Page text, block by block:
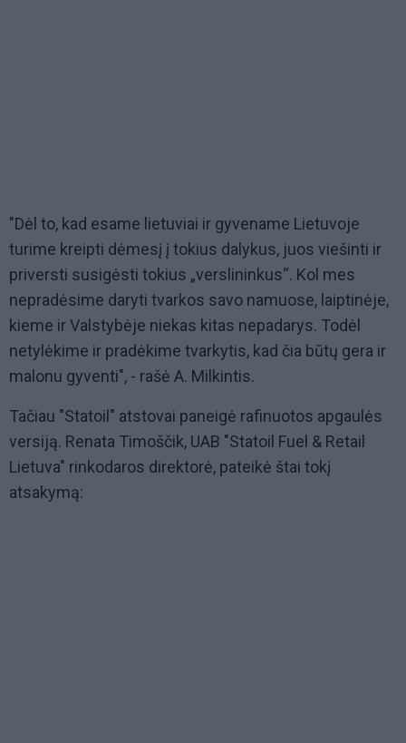
"Dėl to, kad esame lietuviai ir gyvename Lietuvoje
turime kreipti dėmesį į tokius dalykus, juos viešinti ir
priversti susigėsti tokius „verslininkus“. Kol mes
nepradėsime daryti tvarkos savo namuose, laiptinėje,
kieme ir Valstybėje niekas kitas nepadarys. Todėl
netylėkime ir pradėkime tvarkytis, kad čia būtų gera ir
malonu gyventi", - rašė A. Milkintis.
Tačiau "Statoil" atstovai paneigė rafinuotos apgaulės
versiją. Renata Timoščik, UAB "Statoil Fuel & Retail
Lietuva" rinkodaros direktorė, pateikė štai tokį
atsakymą: